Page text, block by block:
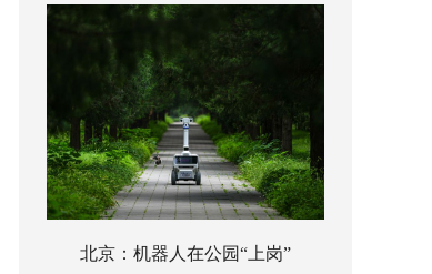
北京：机器人在公园“上岗”